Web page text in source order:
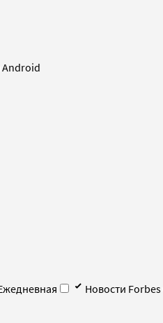
Новости Forbes